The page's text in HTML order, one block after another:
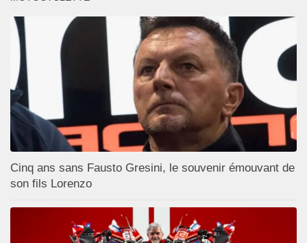
Cinq ans sans Fausto Gresini, le souvenir émouvant de
son fils Lorenzo